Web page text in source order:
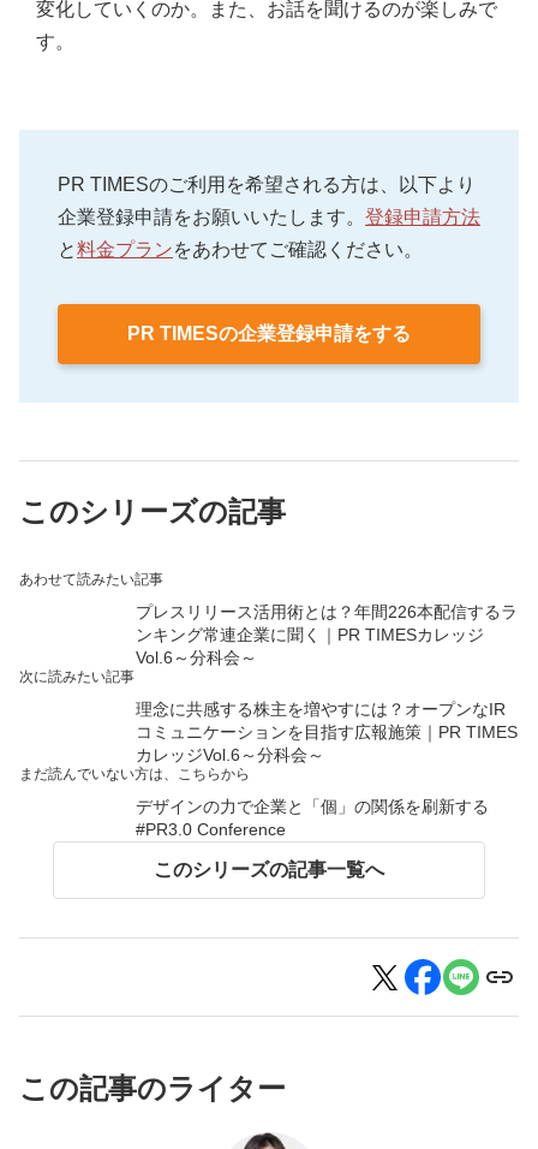
変化していくのか。また、お話を聞けるのが楽しみで
す。
PR TIMESのご利用を希望される方は、以下より
企業登録申請をお願いいたします。 登録申請方法
と料金プランをあわせてご確認ください。
PR TIMESの企業登録申請をする
このシリーズの記事
あわせて読みたい記事
プレスリリース活用術とは？年間226本配信するラ
ンキング常連企業に聞く｜PR TIMESカレッジ
Vol.6～分科会～
次に読みたい記事
理念に共感する株主を増やすには？オープンなIR
コミュニケーションを目指す広報施策｜PR TIMES
カレッジVol.6～分科会～
まだ読んでいない方は、こちらから
デザインの力で企業と「個」の関係を刷新する
#PR3.0 Conference
このシリーズの記事一覧へ
この記事のライター